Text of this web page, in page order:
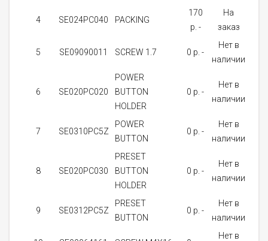
4 SE024PC040 PACKING
170
p. -
На
заказ
5 SE09090011 SCREW 1.7 0 p. -
Нет в
наличии
6 SE020PC020
POWER
BUTTON
HOLDER
0 p. -
Нет в
наличии
7 SE0310PC5Z
POWER
BUTTON
0 p. -
Нет в
наличии
8 SE020PC030
PRESET
BUTTON
HOLDER
0 p. -
Нет в
наличии
9 SE0312PC5Z
PRESET
BUTTON
0 p. -
Нет в
наличии
Нет в